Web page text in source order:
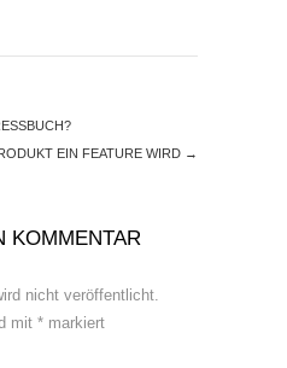
EIN FEATURE WIRD →
KOMMENTAR
nicht veröffentlicht.
mit * markiert